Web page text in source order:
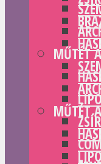
MŰTÉT
MŰTÉT